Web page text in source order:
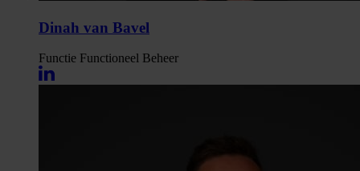
Dinah van Bavel
Functie Functioneel Beheer